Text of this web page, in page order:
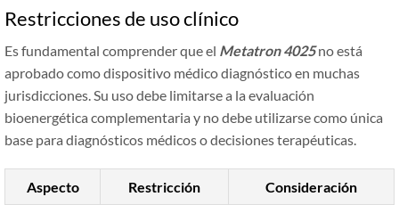
Restricciones de uso clínico
Es fundamental comprender que el Metatron 4025no está
aprobado como dispositivo médico diagnóstico en muchas
jurisdicciones. Su uso debe limitarse a la evaluación
bioenergética complementaria y no debe utilizarse como única
base para diagnósticos médicos o decisiones terapéuticas.
Aspecto Restricción Consideración